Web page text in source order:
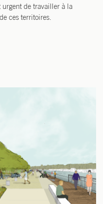
de tra­vailler à la
ces territoires.